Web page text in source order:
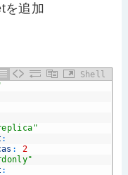
を追加
Shell
:
:
2
: